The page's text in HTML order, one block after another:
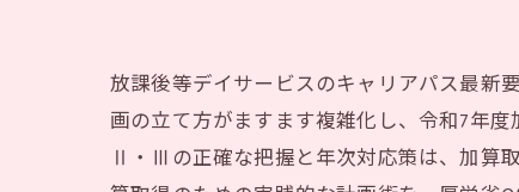
放課後等デイサービスのキャリアパス最新
画の立て方がますます複雑化し、令和7年
Ⅱ・Ⅲの正確な把握と年次対応策は、加算